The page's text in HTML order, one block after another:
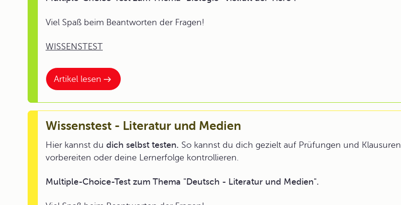
Artikel lesen
Viel Spaß beim Beantworten der Fragen!
WISSENSTEST
Wissenstest - Literatur und Medien
Hier kannst du dich selbst testen. So kannst du dich gezielt auf Prüfungen und Klausuren
vorbereiten oder deine Lernerfolge kontrollieren.
Multiple-Choice-Test zum Thema "Deutsch - Literatur und Medien".